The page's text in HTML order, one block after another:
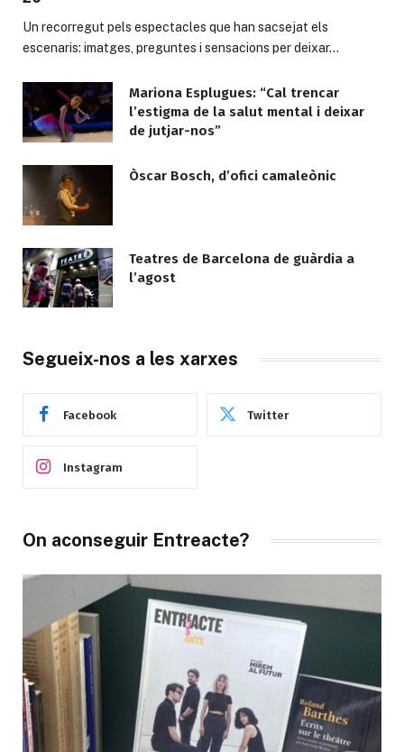
Un recorregut pels espectacles que han sacsejat els
escenaris: imatges, preguntes i sensacions per deixar…
Mariona Esplugues: “Cal trencar
l’estigma de la salut mental i deixar
de jutjar-nos”
Òscar Bosch, d’ofici camaleònic
Teatres de Barcelona de guàrdia a
l’agost
Segueix-nos a les xarxes
Facebook Twitter
Instagram
On aconseguir Entreacte?